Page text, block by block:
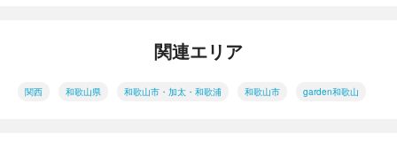
関連エリア
関西 和歌山県 和歌山市・加太・和歌浦 和歌山市 garden和歌山